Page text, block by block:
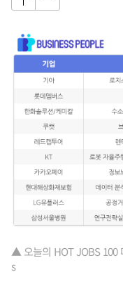
▲ 오늘의 HOT JOBS
s